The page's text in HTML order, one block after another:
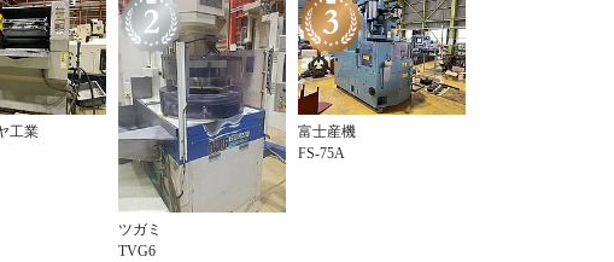
工業
ツガミ
TVG6
富士産機
FS-75A